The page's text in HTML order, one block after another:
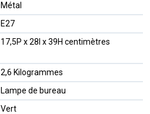
Métal
E27
17,5P x 28l x 39H centimètres
2,6 Kilogrammes
Lampe de bureau
Vert